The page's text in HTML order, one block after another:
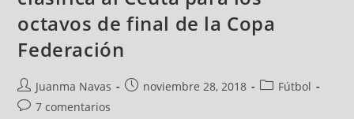
octavos de final de la Copa
Federación
Juanma Navas noviembre 28, 2018
Fútbol
7 comentarios